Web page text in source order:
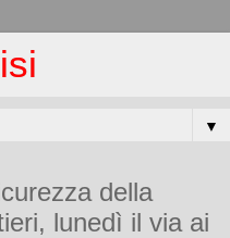
▼
della
lunedì il via ai